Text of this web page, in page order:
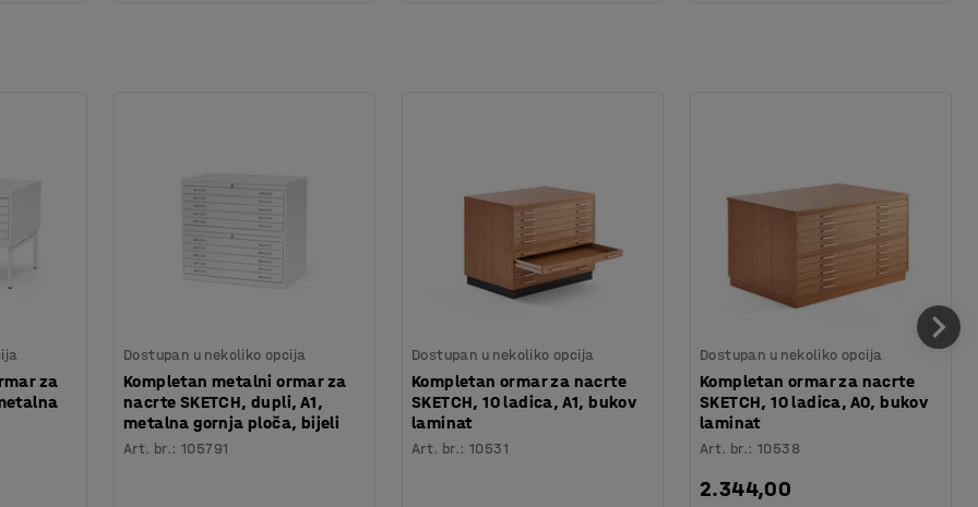
za
Dostupan u nekoliko opcija
Kompletan metalni ormar za
nacrte SKETCH, dupli, A1,
metalna gornja ploča, bijeli
Art. br.:105791
Dostupan u nekoliko opcija
Kompletan ormar za nacrte
SKETCH, 10 ladica, A1, bukov
laminat
Art. br.:10531
Dostupan u nekoliko opcija
Kompletan ormar za nacrte
SKETCH, 10 ladica, A0, bukov
laminat
Art. br.:10538
2.344,00